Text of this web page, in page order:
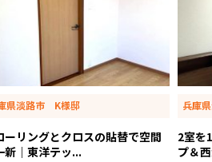
県淡路市 K様邸
ーリングとクロスの貼替で空間
新｜東洋テッ...
兵庫
2室を
プ＆